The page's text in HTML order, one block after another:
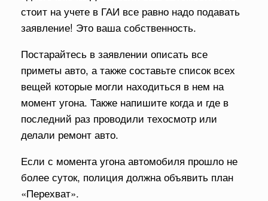
стоит на учете в ГАИ все равно надо подавать
заявление! Это ваша собственность.
Постарайтесь в заявлении описать все
приметы авто, а также составьте список всех
вещей которые могли находиться в нем на
момент угона. Также напишите когда и где в
последний раз проводили техосмотр или
делали ремонт авто.
Если с момента угона автомобиля прошло не
более суток, полиция должна объявить план
«Перехват».